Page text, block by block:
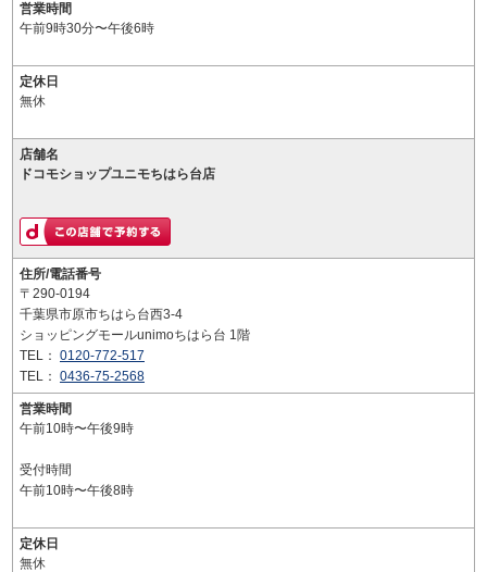
営業時間
午前9時30分〜午後6時
定休日
無休
店舗名
ドコモショップユニモちはら台店
住所/電話番号
〒290-0194
千葉県市原市ちはら台西3-4
ショッピングモールunimoちはら台 1階
TEL： 0120-772-517
TEL： 0436-75-2568
営業時間
午前10時〜午後9時
受付時間
午前10時〜午後8時
定休日
無休